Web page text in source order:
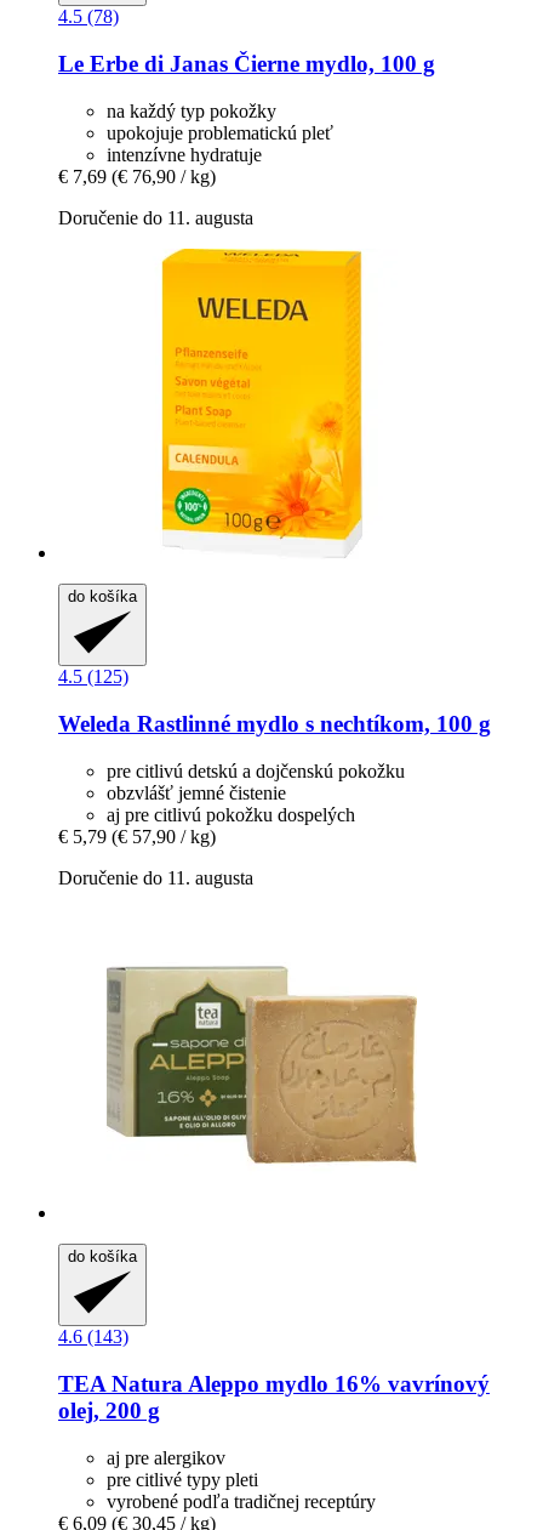
4.5 (78)
Le Erbe di Janas Čierne mydlo, 100 g
na každý typ pokožky
upokojuje problematickú pleť
intenzívne hydratuje
€ 7,69 (€ 76,90 / kg)
Doručenie do 11. augusta
do košíka
4.5 (125)
Weleda Rastlinné mydlo s nechtíkom, 100 g
pre citlivú detskú a dojčenskú pokožku
obzvlášť jemné čistenie
aj pre citlivú pokožku dospelých
€ 5,79 (€ 57,90 / kg)
Doručenie do 11. augusta
do košíka
4.6 (143)
TEA Natura Aleppo mydlo 16% vavrínový
olej, 200 g
aj pre alergikov
pre citlivé typy pleti
vyrobené podľa tradičnej receptúry
€ 6,09 (€ 30,45 / kg)